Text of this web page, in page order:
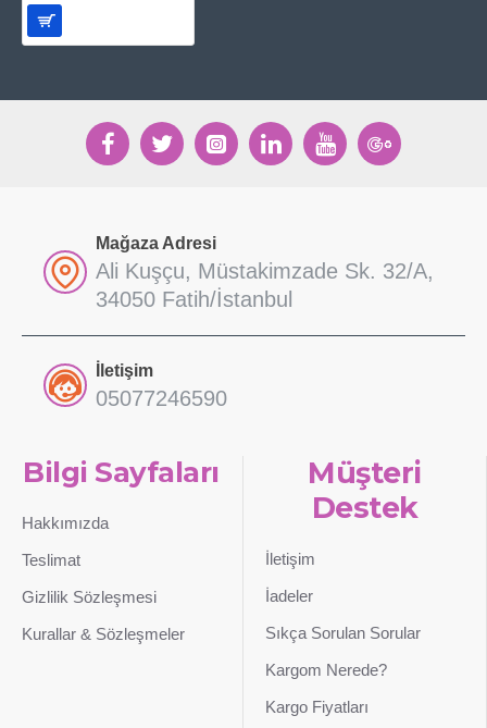
Mağaza Adresi
Ali Kuşçu, Müstakimzade Sk. 32/A,
34050 Fatih/İstanbul
İletişim
05077246590
Bilgi Sayfaları
Hakkımızda
Teslimat
Gizlilik Sözleşmesi
Kurallar & Sözleşmeler
Müşteri
Destek
İletişim
İadeler
Sıkça Sorulan Sorular
Kargom Nerede?
Kargo Fiyatları